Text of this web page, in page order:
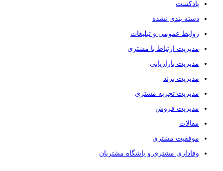
پادکست
دسته بندی نشده
روابط عمومی و تبلیغات
مدیریت ارتباط با مشتری
مدیریت بازاریابی
مدیریت برند
مدیریت تجربه مشتری
مدیریت فروش
مقالات
موفقیت مشتری
وفاداری مشتری و باشگاه مشتریان